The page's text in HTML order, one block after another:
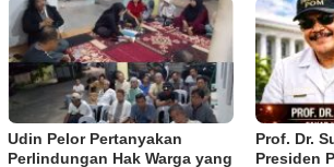
Udin Pelor Pertanyakan
Perlindungan Hak Warga yang
Prof. Dr.
Presiden